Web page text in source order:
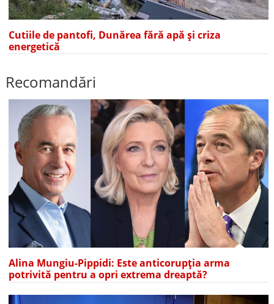
Cutiile de pantofi, Dunărea fără apă și criza
energetică
Recomandări
Alina Mungiu-Pippidi: Este anticorupția arma
potrivită pentru a opri extrema dreaptă?